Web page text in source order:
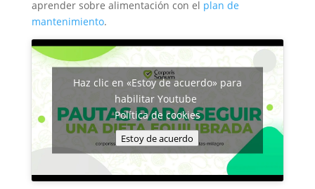
aprender sobre alimentación con el plan de
mantenimiento.
Haz clic en «Estoy de acuerdo» para
habilitar Youtube
Política de cookies
Estoy de acuerdo